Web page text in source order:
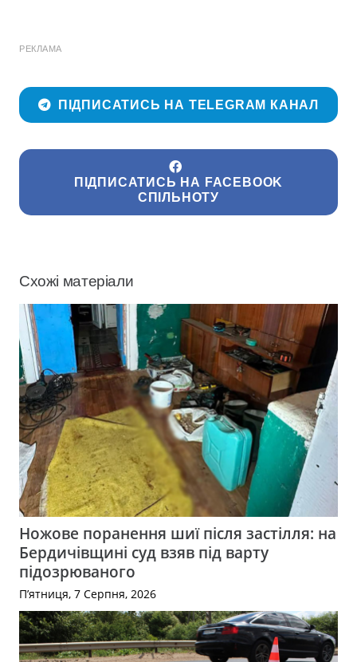
РЕКЛАМА
ПІДПИСАТИСЬ НА TELEGRAM КАНАЛ
ПІДПИСАТИСЬ НА FACEBOOK
СПІЛЬНОТУ
Схожі матеріали
Ножове поранення шиї після застілля: на
Бердичівщині суд взяв під варту
підозрюваного
П’ятниця, 7 Серпня, 2026